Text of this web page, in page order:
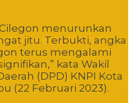
Cilegon menurunkan
jitu. Terbukti, angka
terus mengalami
kata Wakil
(DPD) KNPI Kota
(22 Februari 2023).